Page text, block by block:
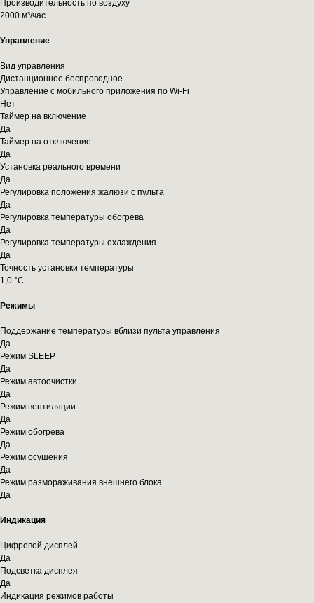
Производительность по воздуху
2000 м³/час
Управление
Вид управления
Дистанционное беспроводное
Управление c мобильного приложения по Wi-Fi
Нет
Таймер на включение
Да
Таймер на отключение
Да
Установка реального времени
Да
Регулировка положения жалюзи с пульта
Да
Регулировка температуры обогрева
Да
Регулировка температуры охлаждения
Да
Точность установки температуры
1,0 °С
Режимы
Поддержание температуры вблизи пульта управления
Да
Режим SLEEP
Да
Режим автоочистки
Да
Режим вентиляции
Да
Режим обогрева
Да
Режим осушения
Да
Режим размораживания внешнего блока
Да
Индикация
Цифровой дисплей
Да
Подсветка дисплея
Да
Индикация режимов работы